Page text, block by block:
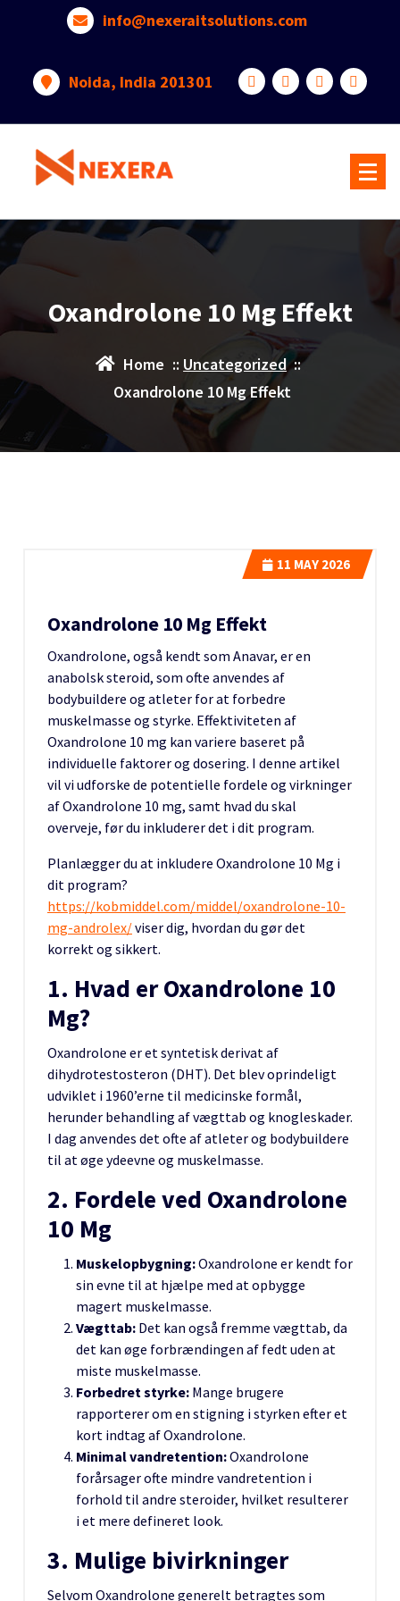
info@nexeraitsolutions.com
Noida, India 201301
Oxandrolone 10 Mg Effekt
Home :: Uncategorized::
Oxandrolone 10 Mg Effekt
11 MAY 2026
Oxandrolone 10 Mg Effekt
Oxandrolone, også kendt som Anavar, er en
anabolsk steroid, som ofte anvendes af
bodybuildere og atleter for at forbedre
muskelmasse og styrke. Effektiviteten af
Oxandrolone 10 mg kan variere baseret på
individuelle faktorer og dosering. I denne artikel
vil vi udforske de potentielle fordele og virkninger
af Oxandrolone 10 mg, samt hvad du skal
overveje, før du inkluderer det i dit program.
Planlægger du at inkludere Oxandrolone 10 Mg i
dit program?
https://kobmiddel.com/middel/oxandrolone-10-
mg-androlex/viser dig, hvordan du gør det
korrekt og sikkert.
1. Hvad er Oxandrolone 10
Mg?
Oxandrolone er et syntetisk derivat af
dihydrotestosteron (DHT). Det blev oprindeligt
udviklet i 1960’erne til medicinske formål,
herunder behandling af vægttab og knogleskader.
I dag anvendes det ofte af atleter og bodybuildere
til at øge ydeevne og muskelmasse.
2. Fordele ved Oxandrolone
10 Mg
Muskelopbygning:Oxandrolone er kendt for
sin evne til at hjælpe med at opbygge
magert muskelmasse.
Vægttab: Det kan også fremme vægttab, da
det kan øge forbrændingen af fedt uden at
miste muskelmasse.
Forbedret styrke: Mange brugere
rapporterer om en stigning i styrken efter et
kort indtag af Oxandrolone.
Minimal vandretention:Oxandrolone
forårsager ofte mindre vandretention i
forhold til andre steroider, hvilket resulterer
i et mere defineret look.
3. Mulige bivirkninger
Selvom Oxandrolone generelt betragtes som